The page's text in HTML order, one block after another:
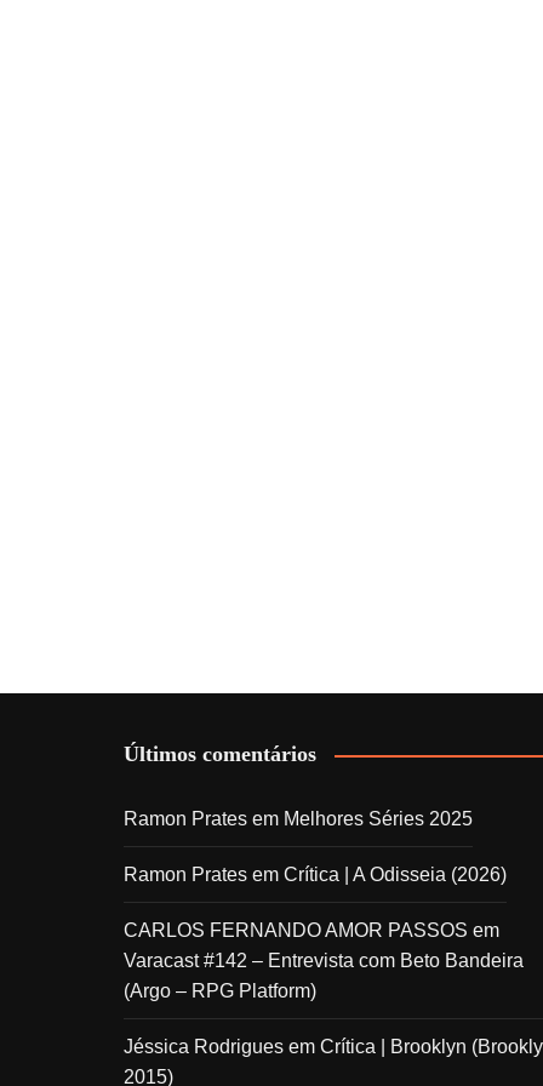
Últimos comentários
Ramon Prates em Melhores Séries 2025
Ramon Prates em Crítica | A Odisseia (2026)
CARLOS FERNANDO AMOR PASSOS em
Varacast #142 – Entrevista com Beto Bandeira
(Argo – RPG Platform)
Jéssica Rodrigues em Crítica | Brooklyn
2015)